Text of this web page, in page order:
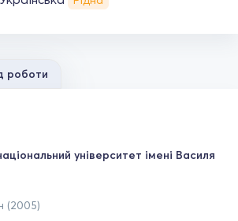
роботи
університет імені Василя
(2005)